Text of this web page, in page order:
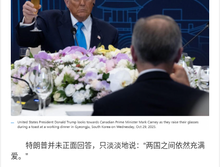
特朗普并未正面回答，只淡淡地说：“两国之间依然充满
爱。”